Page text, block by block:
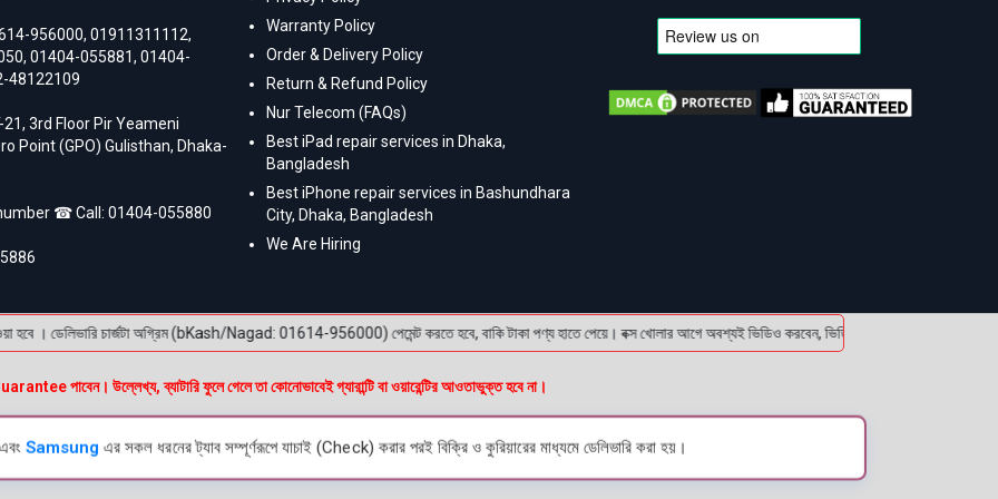
956000,01911311112,
,01404-055881,01404-
48122109
21, 3rd Floor Pir Yeameni
Point (GPO) Gulisthan, Dhaka-
☎ Call:01404-055880
Warranty Policy
Order & Delivery Policy
Return & Refund Policy
Nur Telecom (FAQs)
Best iPad repair services in Dhaka,
Bangladesh
Best iPhone repair services in Bashundhara
City, Dhaka, Bangladesh
We Are Hiring
হবে । ডেলিভারি চার্জটা অগ্রিম (bKash/Nagad: 01614-956000) পেমেন্ট করতে হবে, বাকি টাকা পণ্য হাতে পেয়ে। বক্স খোলার আগে অবশ্যই ভিডিও করবেন, ভিডিও ছাড়া কোন প্রোডাক্ট রিটার্ন
পাবেন। উল্লেখ্য, ব্যাটারি ফুলে গেলে তা কোনোভাবেই গ্যারান্টি বা ওয়ারেন্টির আওতাভুক্ত হবে না।
এবংSamsung এর সকল ধরনের ট্যাব সম্পূর্ণরূপে যাচাই (Check) করার পরই বিক্রি ও কুরিয়ারের মাধ্যমে ডেলিভারি করা হয়।